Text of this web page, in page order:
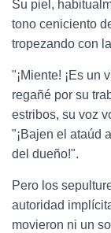
Su piel,
tono ceniciento
tropezando con
"¡Miente! ¡Es un
regañé por su
estribos, su voz
"¡Bajen el ataúd
del dueño!".
Pero los
autoridad
movieron ni un